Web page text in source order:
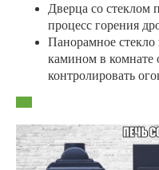
Дверца со стеклом
процесс горения
Панорамное
камином в комнате
контролировать